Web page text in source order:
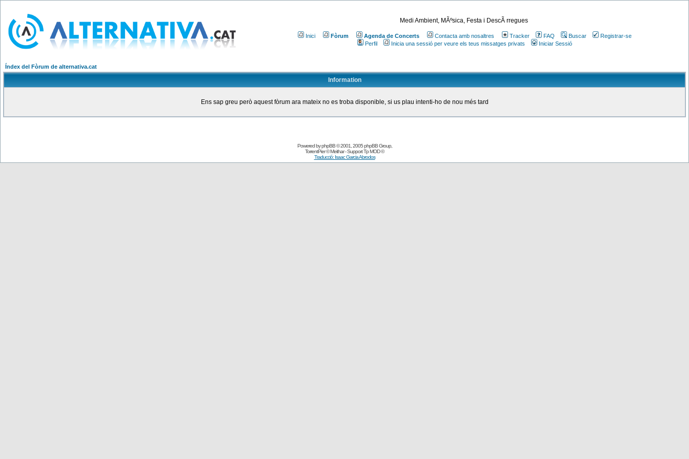
Medi Ambient, MÃºsica, Festa i DescÃ rregues
Inici Fòrum Agenda de Concerts Contacta amb nosaltres Tracker FAQ Buscar
Registrar-se
Perfil
Inicia una sessió per veure els teus missatges privats Iniciar Sessió
Índex del Fòrum de alternativa.cat
Information
Ens sap greu però aquest fòrum ara mateix no es troba disponible, si us plau intenti-ho de nou més tard
Powered byphpBB© 2001, 2005 phpBB Group,
TorrentPier© Meithar - SupportTp MOD©
Traducció: Isaac Garcia Abrodos